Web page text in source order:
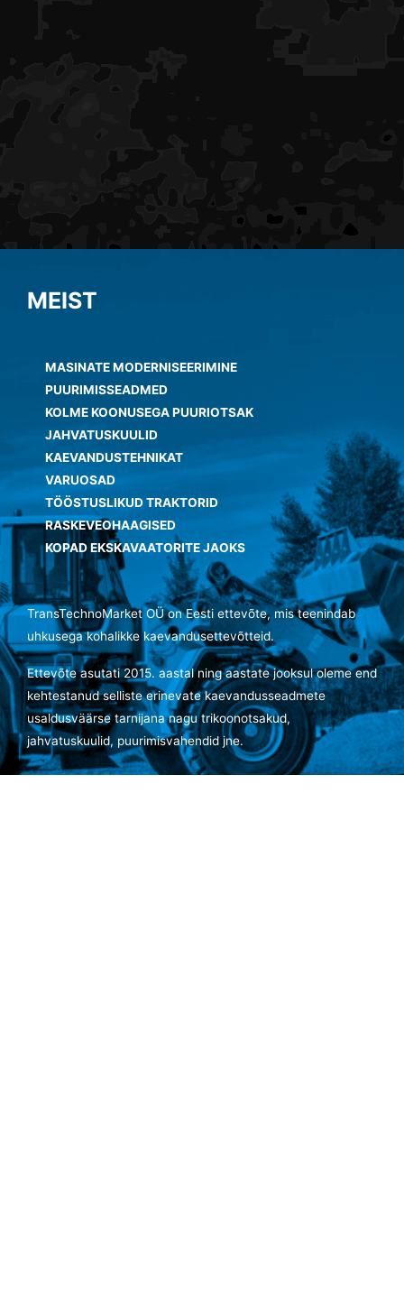
MEIST
MASINATE MODERNISEERIMINE
PUURIMISSEADMED
KOLME KOONUSEGA PUURIOTSAK
JAHVATUSKUULID
KAEVANDUSTEHNIKAT
VARUOSAD
TÖÖSTUSLIKUD TRAKTORID
RASKEVEOHAAGISED
KOPAD EKSKAVAATORITE JAOKS
TransTechnoMarket OÜ on Eesti ettevõte, mis teenindab
uhkusega kohalikke kaevandusettevõtteid.
Ettevõte asutati 2015. aastal ning aastate jooksul oleme end
kehtestanud selliste erinevate kaevandusseadmete
usaldusväärse tarnijana nagu trikoonotsakud,
jahvatuskuulid, puurimisvahendid jne.